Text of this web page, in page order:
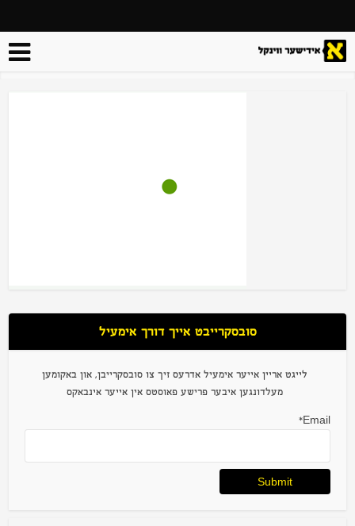
סובסקרייבט אייך דורך אימעיל
לייגט אריין אייער אימעיל אדרעס זיך צו סובסקרייבן, און באקומען
מעלדונגען איבער פרישע פאוסטס אין אייער אינבאקס
Email*